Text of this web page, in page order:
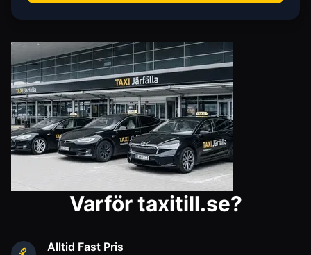
Varför taxitill.se?
Alltid Fast Pris